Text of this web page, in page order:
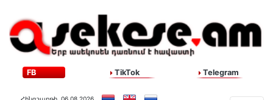
FB TikTok Telegram